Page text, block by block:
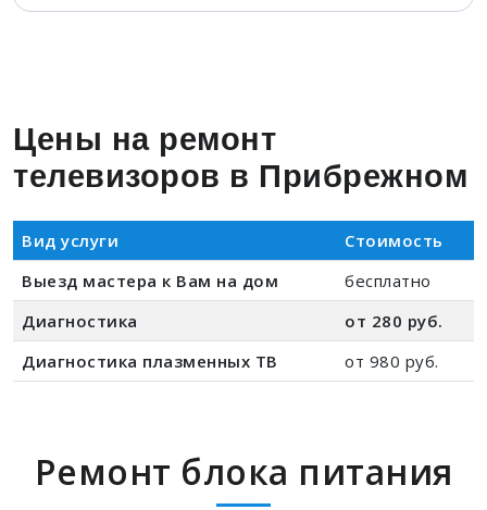
Цены на ремонт
телевизоров в Прибрежном
Вид услуги
Стоимость
Выезд мастера к Вам на дом
бесплатно
Диагностика
от 280 руб.
Диагностика плазменных ТВ
от 980 руб.
Ремонт блока питания